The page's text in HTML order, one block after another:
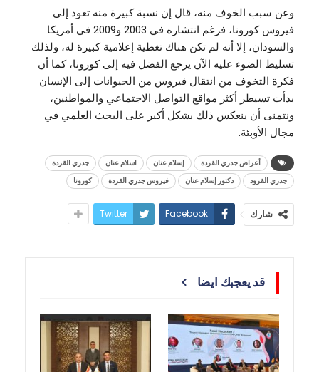
وعن سبب الخوف منه، قال إن نسبة كبيرة منه تعود إلى
فيروس كورونا، فرغم انتشاره في 2003 و2009 في أمريكا
والسودان، إلا أنه لم تكن هناك تغطية إعلامية كبيرة له، ولذلك
تسليط الضوء عليه الآن يرجع الفضل فيه إلى كورونا، كما أن
فكرة التخوف من انتقال فيروس من الحيوانات إلى الإنسان
بدأت تسيطر أكثر مواقع التواصل الاجتماعي والمواطنين،
ونتمنى أن ينعكس ذلك بشكل أكبر على البحث العلمي في
مجال الأوبئة.
أعراض جدري القردة إسلام عنان اسلام عنان
جدري القردة
جدري القرود
دكتور إسلام عنان فيروس جدري القردة كورونا
شارك Facebook
Twitter
قد يعجبك ايضا